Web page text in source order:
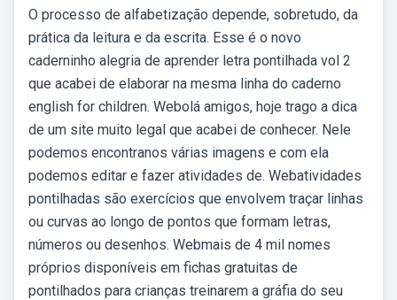
O processo de alfabetização depende, sobretudo, da
prática da leitura e da escrita. Esse é o novo
caderninho alegria de aprender letra pontilhada vol 2
que acabei de elaborar na mesma linha do caderno
english for children. Webolá amigos, hoje trago a dica
de um site muito legal que acabei de conhecer. Nele
podemos encontranos várias imagens e com ela
podemos editar e fazer atividades de. Webatividades
pontilhadas são exercícios que envolvem traçar linhas
ou curvas ao longo de pontos que formam letras,
números ou desenhos. Webmais de 4 mil nomes
próprios disponíveis em fichas gratuitas de
pontilhados para crianças treinarem a gráfia do seu